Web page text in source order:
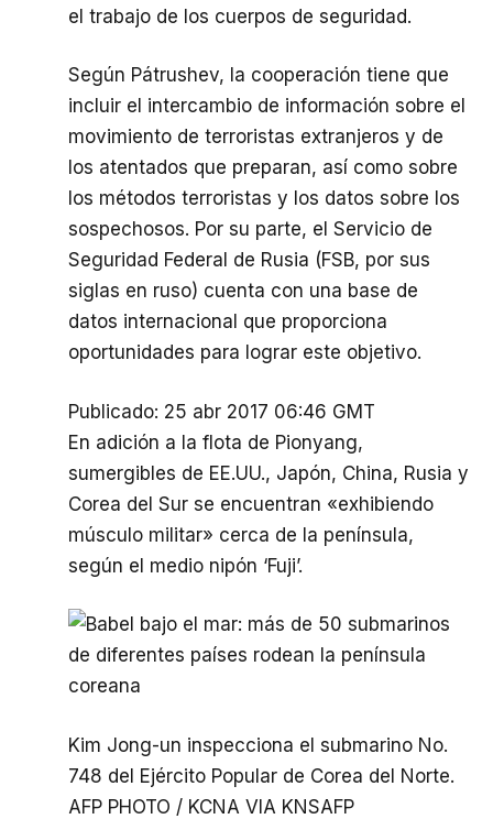
el trabajo de los cuerpos de seguridad.
Según Pátrushev, la cooperación tiene que
incluir el intercambio de información sobre el
movimiento de terroristas extranjeros y de
los atentados que preparan, así como sobre
los métodos terroristas y los datos sobre los
sospechosos. Por su parte, el Servicio de
Seguridad Federal de Rusia (FSB, por sus
siglas en ruso) cuenta con una base de
datos internacional que proporciona
oportunidades para lograr este objetivo.
Publicado: 25 abr 2017 06:46 GMT
En adición a la flota de Pionyang,
sumergibles de EE.UU., Japón, China, Rusia y
Corea del Sur se encuentran «exhibiendo
músculo militar» cerca de la península,
según el medio nipón ‘Fuji’.
Kim Jong-un inspecciona el submarino No.
748 del Ejército Popular de Corea del Norte.
AFP PHOTO / KCNA VIA KNSAFP